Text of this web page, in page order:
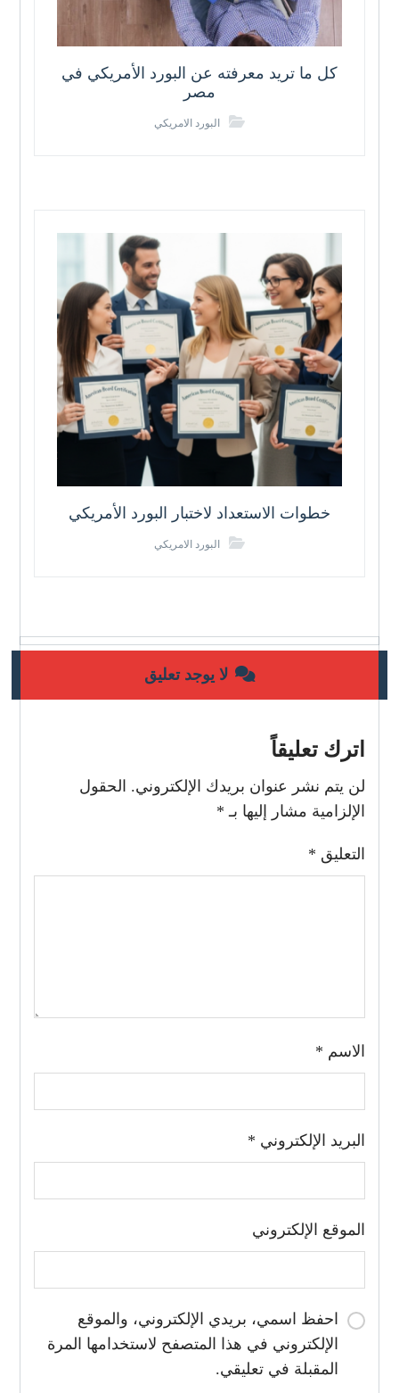
كل ما تريد معرفته عن البورد الأمريكي في
مصر
البورد الامريكي
خطوات الاستعداد لاختبار البورد الأمريكي
البورد الامريكي
لا يوجد تعليق
اترك تعليقاً
لن يتم نشر عنوان بريدك الإلكتروني. الحقول
الإلزامية مشار إليها بـ *
التعليق *
الاسم *
البريد الإلكتروني *
الموقع الإلكتروني
احفظ اسمي، بريدي الإلكتروني، والموقع
الإلكتروني في هذا المتصفح لاستخدامها المرة
المقبلة في تعليقي.